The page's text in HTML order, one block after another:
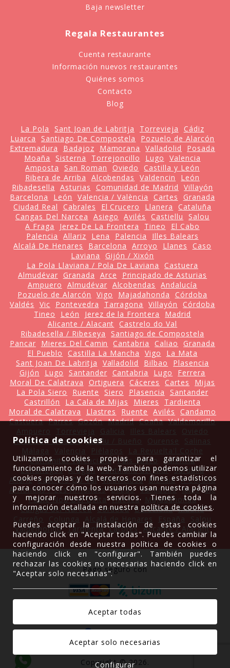
Baja newsletter
Regala Restaurantes
Cuenta restaurante
Información nuevos restaurantes
Quiénes somos
Contacto
Blog
La Pola Sant Joan de Labritja Torrevieja
Cádiz
Luarca
Santiago De Compostela
Pozuelo de Alarcón
Extremadura
Badajoz Mamorana Valladolid
Posada
Moaña
Sisterna Torrejoncillo Lugo
Valencia
Amposta
San Roman Oviedo
Castilla y León
Ribera de Arriba
Alcobendas Valdencin
León
Ribadesella
Asturias Comunidad de Madrid
Villayón
Barcelona
León Valencia / València Cartes
Granada
Ciudad Real
Cabrales El Crucero Llanera
Cataluña
Cangas Del Narcea
Asiego Avilés Castiellu
Salou
A Fraga
Jerez De La Frontera Tineo
El Cabo
Palencia
Allariz Lena Palencia
Illes Balears
Alcalá De Henares
Barcelona Arroyo Llanes
Caso
Laviana
Gijón / Xixón
La Pola Llaviana / Pola De Laviana
Castuera
Almudévar
Granada Arce
Principado de Asturias
Ampuero
Almudévar Alcobendas
Andalucía
Pozuelo de Alarcón
Vigo Majadahonda
Córdoba
Valdés
Vic Pontevedra Tarragona Villayón
Córdoba
Tineo
León Jerez de la Frontera
Madrid
Alicante / Alacant
Castrelo do Val
Ribadesella / Ribeseya
Santiago de Compostela
Pancar
Mieres Del Camin Cantabria Caliao
Granada
El Pueblo
Castilla La Mancha Vigo
La Mata
Sant Joan De Labritja
Valladolid Bilbao
Plasencia
Gijón
Lugo Santander Cantabria Lugo
Ferrera
Moral De Calatrava
Ortiguera Cáceres Cartes
Mijas
La Pola Siero
Ruente Siero Plasencia
Santander
Castrillón
La Cala de Mijas Mieres
Tardienta
Moral de Calatrava
Llastres Ruente Avilés
Candamo
Castuera Parres Gozón Madrid Coaña Valdemorillo
Alicante / Alacant Gueñu / Bueño
Comunitat Valenciana País Vasco
Palencia
Leitariegos Aragón Santillana del Mar Sardalla
Allariz Castrelo Do Val Villaviciosa Bizkaia A Coruña
Arriondas / Les Arriondes Bilbao Valladolid Ibias Vic
Poble Nou Del Delta
Huesca
Majadahonda
Cangas del Narcea
Córdoba Barcelona Madrid
Valdemorillo Tardienta Latores Alicante / Alacant
Pago seguro con
Gracias a
Política de cookies
Utilizamos cookies propias para garantizar el
funcionamiento de la web. También podemos utilizar
cookies propias y de terceros con fines estadísticos
para conocer cómo los usuarios usan nuestra página
y mejorar nuestros servicios. Tienes toda la
información detallada en nuestrapolítica de cookies.
Puedes aceptar la instalación de estas cookies
haciendo click en "Aceptar todas". Puedes cambiar la
configuración desde nuestra política de cookies o
haciendo click en "configurar". También puedes
rechazar las cookies no necesarias haciendo click en
"Aceptar solo necesarias".
Configurar
Copyright © 2026.